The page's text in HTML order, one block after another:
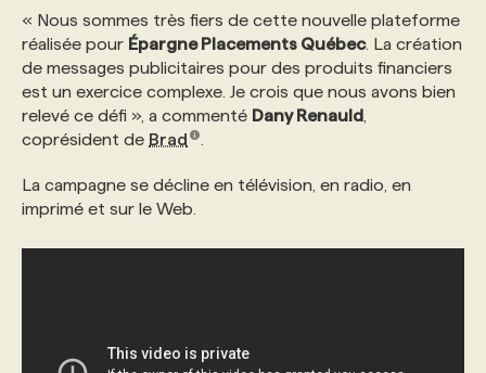
NOS TARIFS
PROGRAMMES DE SUBVENTIONS
FAQ
ANNONCEZ AVEC NOUS
« Nous sommes très fiers de cette nouvelle plateforme
réalisée pour Épargne Placements Québec. La création
de messages publicitaires pour des produits financiers
est un exercice complexe. Je crois que nous avons bien
relevé ce défi », a commenté Dany Renauld
coprésident de Brad
La campagne se décline en télévision, en radio, en
imprimé et sur le Web.